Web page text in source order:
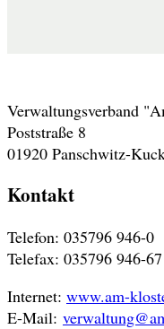
Verwaltungsverband
Poststraße 8
01920 Panschwitz-
Kontakt
Telefon: 035796 946-0
Telefax: 035796 946-67
Internet: www.am-
E-Mail: